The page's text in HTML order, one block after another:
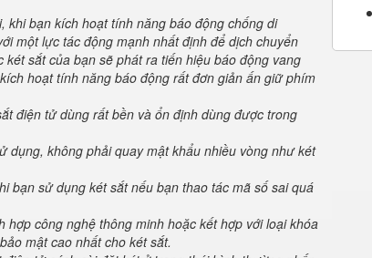
khi bạn kích hoạt tính năng báo động chống di
một lực tác động mạnh nhất định để dịch chuyển
sắt của bạn sẽ phát ra tiến hiệu báo động vang
hoạt tính năng báo động rất đơn giản ấn giữ phím
điện tử dùng rất bền và ổn định dùng được trong
dụng, không phải quay mật khẩu nhiều vòng như két
bạn sử dụng két sắt nếu bạn thao tác mã số sai quá
công nghệ thông minh hoặc kết hợp với loại khóa
mật cao nhất cho két sắt.